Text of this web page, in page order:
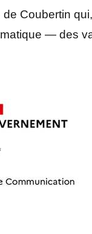
Coubertin
— des